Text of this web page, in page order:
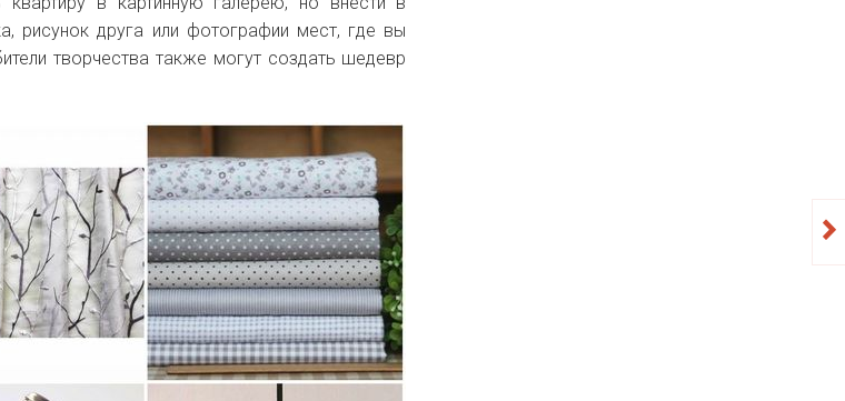
рисунок друга или фотографии мест, где вы
творчества также могут создать шедевр